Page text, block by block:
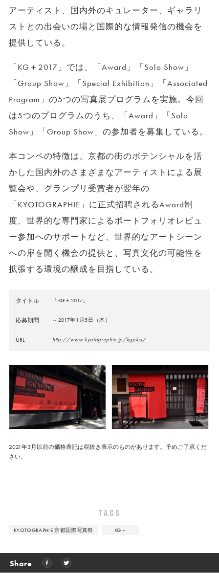
アーティスト、国内外のキュレーター、ギャラリ
ストとの出会いの場と国際的な情報発信の機会を
提供している。
「KG＋2017」では、「Award」「Solo Show」
「Group Show」「Special Exhibition」「Associated
Program」の5つの写真展プログラムを実施。今回
は5つのプログラムのうち、「Award」「Solo
Show」「Group Show」の参加者を募集している。
本コンペの特徴は、京都の街のポテンシャルを活
かした国内外のさまざまなアーティストによる展
覧会や、グランプリ受賞者が翌年の
「KYOTOGRAPHIE」に正式招聘されるAward制
度、世界的な専門家によるポートフォリオレビュ
ー参加へのサポートなど、世界的なアートシーン
への扉を開く機会の提供と、写真文化の可能性を
拡張する環境の醸成を目指している。
タイトル 「KG＋2017」
応募期間 ～2017年1月5日（木）
URL http://www.kyotographie.jp/kgplus/
2021年3月以前の価格表記は税抜き表示のものがあります。予めご了承くだ
さい。
TAGS
KYOTOGRAPHIE 京都国際写真祭 KG＋
Share